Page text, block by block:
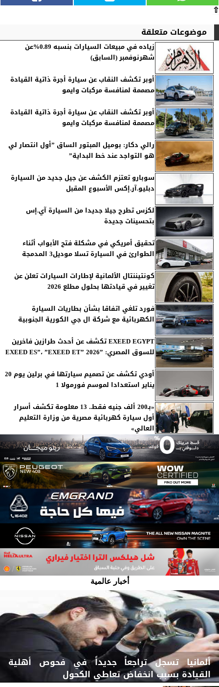
⇧
موضوعات متعلقة
زياده في مبيعات السيارات بنسبه 0.89%عن
شهرنوفمبر (السابق)
أوبر تكشف النقاب عن سيارة أجرة ذاتية القيادة
مصممة لمنافسة مركبات وايمو
أوبر تكشف النقاب عن سيارة أجرة ذاتية القيادة
مصممة لمنافسة مركبات وايمو
رالي دكار: بوميل المبتور الساق ”أول انتصار لي
هو التواجد عند خط البداية”
سوبارو تعتزم الكشف عن جيل جديد من السيارة
دبليو.آر.إكس الأسبوع المقبل
لكزس تطرح جيلا جديدا من السيارة آي.إس
بتحسينات جديدة
تحقيق أمريكي في مشكلة فتح الأبواب أثناء
الطوارئ في السيارة تسلا موديل3 المدمجة
كونتيننتال الألمانية لإطارات السيارات تعلن عن
تغيير في قيادتها بحلول مطلع 2026
فورد تلغي اتفاقا بشأن بطاريات السيارة
الكهربائية مع شركة ال جي الكورية الجنوبية
EXEED EGYPT تكشف عن أحدث طرازين فاخرين
للسوق المصري: ”EXEED ES”، ”EXEED ET” 2026
أودي تكشف عن تصميم سيارتها في برلين يوم 20
يناير استعدادا لموسم فورمولا 1
«بـ200 ألف جنيه فقط.. 13 معلومة تكشف أسرار
أول سيارة كهربائية مصرية من وزارة التعليم
العالي»
أخبار عالمية
ألمانيا تسجل تراجعاً جديداً في فحوص أهلية
القيادة بسبب انخفاض تعاطي الكحول